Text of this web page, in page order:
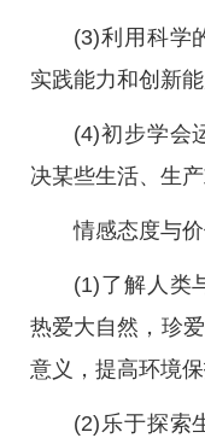
(3)利用科学
实践能力和创新能
(4)初步学会
决某些生活、生
情感态度与
(1)了解人类
热爱大自然，珍
意义，提高环境保
(2)乐于探索